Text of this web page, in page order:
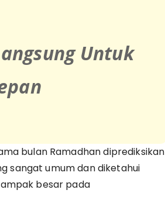
Untuk
bulan Ramadhan diprediksikan
sangat umum dan diketahui
besar pada